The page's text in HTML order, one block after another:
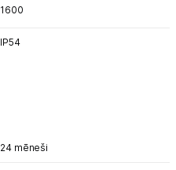
1600
IP54
24 mēneši